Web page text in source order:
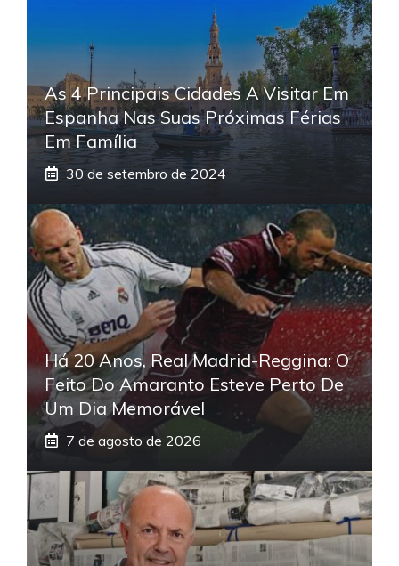
As 4 Principais Cidades A Visitar Em
Espanha Nas Suas Próximas Férias
Em Família
30 de setembro de 2024
Há 20 Anos, Real Madrid-Reggina: O
Feito Do Amaranto Esteve Perto De
Um Dia Memorável
7 de agosto de 2026